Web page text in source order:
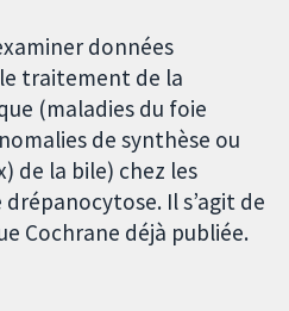
données
traitement de la
(maladies du foie
de synthèse ou
de la bile) chez les
Il s’agit de
Cochrane déjà publiée.